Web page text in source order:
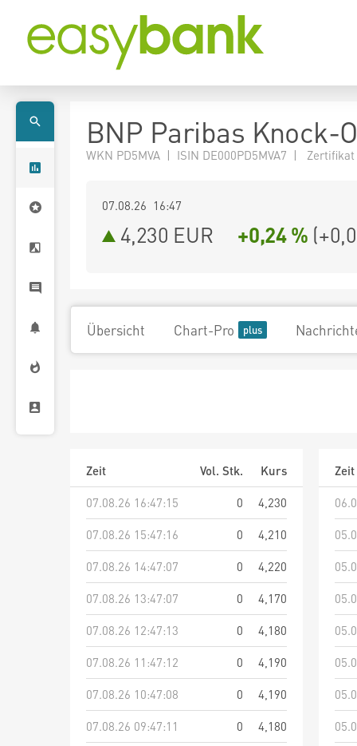
BNP Paribas Knock-
WKN PD5MVA | ISIN DE000PD5MVA7 | Zertifikat
07.08.26 16:47
4,230 EUR +0,24 % (
Übersicht Chart-Pro
Zeit Vol. Stk.
Kurs
07.08.26 16:47:15
0
4,230
07.08.26 15:47:16
0
4,210
07.08.26 14:47:07
0
4,220
07.08.26 13:47:07
0
4,170
07.08.26 12:47:13
0
4,180
07.08.26 11:47:12
0
4,190
07.08.26 10:47:08
0
4,190
07.08.26 09:47:11
0
4,180
Zeit